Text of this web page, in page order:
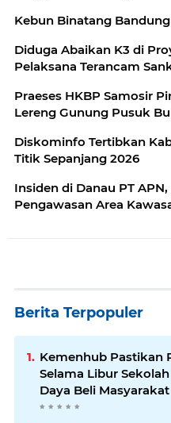
Kebun Binatang
Diduga Abaikan K3 di
Pelaksana Terancam
Praeses HKBP Samosir
Lereng Gunung Pusuk
Diskominfo Tertibkan
Titik Sepanjang 2026
Insiden di Danau PT
Pengawasan Area
Berita Terpopuler
Kemenhub Pastikan
Selama Libur
Daya Beli Masyarakat